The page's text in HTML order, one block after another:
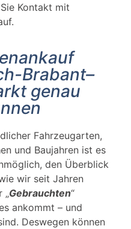
Kontakt mit
Brabant–
genau
Fahrzeugarten,
und Baujahren ist es
den Überblick
wir seit Jahren
„Gebrauchten“
ankommt – und
Deswegen können